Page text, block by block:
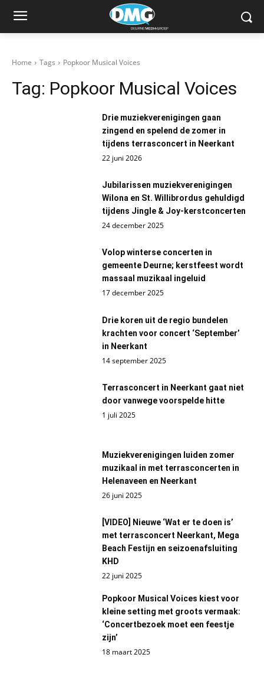
Home Tags Popkoor Musical Voices
Tag: Popkoor Musical Voices
Drie muziekverenigingen gaan
zingend en spelend de zomer in
tijdens terrasconcert in Neerkant
22 juni 2026
Jubilarissen muziekverenigingen
Wilona en St. Willibrordus gehuldigd
tijdens Jingle & Joy-kerstconcerten
24 december 2025
Volop winterse concerten in
gemeente Deurne; kerstfeest wordt
massaal muzikaal ingeluid
17 december 2025
Drie koren uit de regio bundelen
krachten voor concert ‘September’
in Neerkant
14 september 2025
Terrasconcert in Neerkant gaat niet
door vanwege voorspelde hitte
1 juli 2025
Muziekverenigingen luiden zomer
muzikaal in met terrasconcerten in
Helenaveen en Neerkant
26 juni 2025
[VIDEO] Nieuwe ‘Wat er te doen is’
met terrasconcert Neerkant, Mega
Beach Festijn en seizoenafsluiting
KHD
22 juni 2025
Popkoor Musical Voices kiest voor
kleine setting met groots vermaak:
‘Concertbezoek moet een feestje
zijn’
18 maart 2025